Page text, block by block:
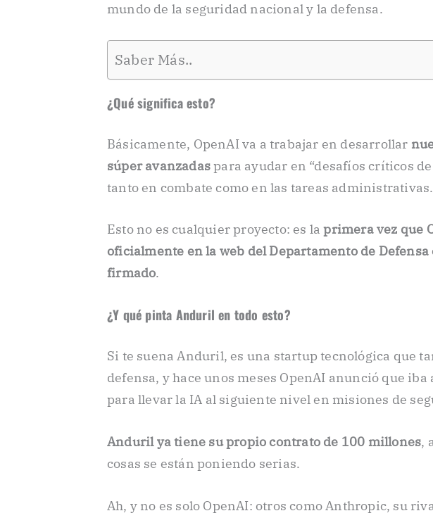
mundo de la seguridad nacional y la defensa.
Saber Más..
¿Qué significa esto?
Básicamente, OpenAI va a trabajar en desarrollar
súper avanzadaspara ayudar en “desafíos críticos
tanto en combate como en las tareas administrativas.
Esto no es cualquier proyecto: es laprimera vez que
oficialmente en la web del Departamento de
firmado.
¿Y qué pinta Anduril en todo esto?
Si te suena Anduril, es una startup tecnológica que
defensa, y hace unos meses OpenAI anunció que iba
para llevar la IA al siguiente nivel en misiones de
Anduril ya tiene su propio contrato de 100 millones,
cosas se están poniendo serias.
Ah, y no es solo OpenAI: otros como Anthropic, su